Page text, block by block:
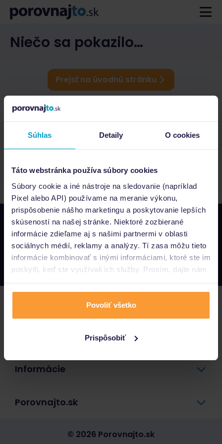
Súhlas Detaily O cookies
Táto webstránka používa súbory cookies
Súbory cookie a iné nástroje na sledovanie (napríklad
Pixel alebo API) používame na meranie výkonu,
prispôsobenie nášho marketingu a poskytovanie lepších
skúseností na našej stránke. Niektoré zozbierané
informácie zdieľame aj s našimi partnermi v oblasti
sociálnych médií, reklamy a analýzy. Tí zasa môžu tieto
informácie kombinovať s inými informáciami, ktoré ste im
poskytli, keď ste využívali ich služby. Prosím, dajte nám
na to svoj súhlas.
Povoliť všetko
Prispôsobiť
Niečo sa pokazilo…
Prejsť na úvodnú stránku
Napíšte nám
info@porovnajto.sk
Zavolajte nám
0800 400 300
Informácie
Porovnajto.sk
© 2026 Porovnajto.sk